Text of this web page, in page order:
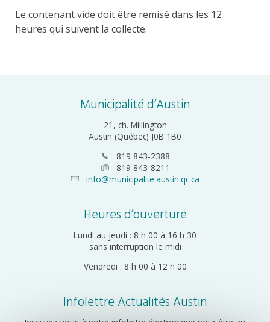
Le contenant vide doit être remisé dans les 12
heures qui suivent la collecte.
Municipalité d’Austin
21, ch. Millington
Austin (Québec) J0B 1B0
819 843-2388
819 843-8211
info@municipalite.austin.qc.ca
Heures d’ouverture
Lundi au jeudi : 8 h 00 à 16 h 30
sans interruption le midi
Vendredi : 8 h 00 à 12 h 00
Infolettre Actualités Austin